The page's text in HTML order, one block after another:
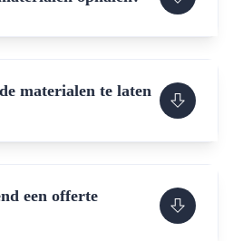
materialen te laten
een offerte